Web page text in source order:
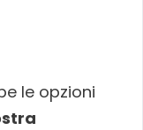
le opzioni